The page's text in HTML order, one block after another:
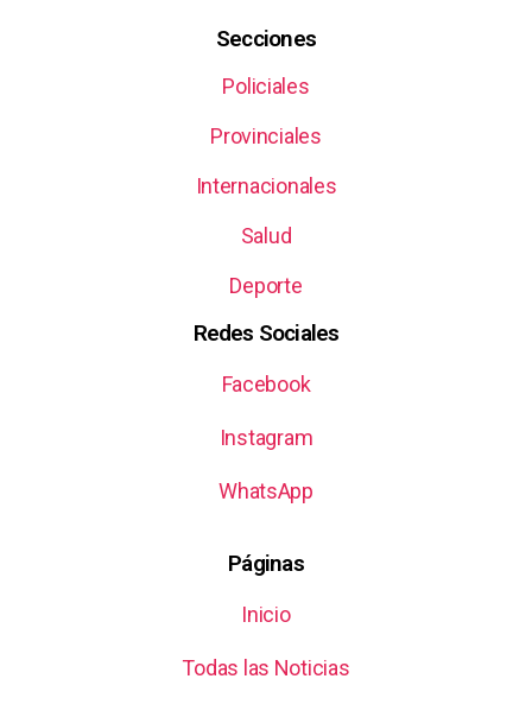
Secciones
Policiales
Provinciales
Internacionales
Salud
Deporte
Redes Sociales
Facebook
Instagram
WhatsApp
Páginas
Inicio
Todas las Noticias